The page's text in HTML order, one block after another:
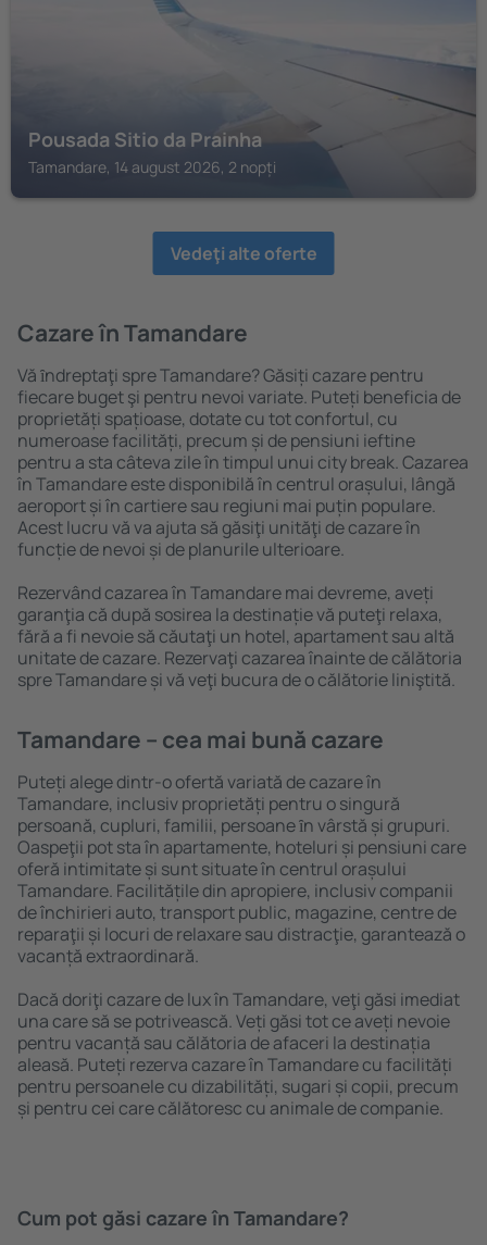
Pousada Sitio da Prainha
Tamandare, 14 august 2026, 2 nopți
Vedeţi alte oferte
Cazare în Tamandare
Vă ȋndreptaţi spre Tamandare? Găsiți cazare pentru
fiecare buget şi pentru nevoi variate. Puteți beneficia de
proprietăți spațioase, dotate cu tot confortul, cu
numeroase facilități, precum și de pensiuni ieftine
pentru a sta câteva zile în timpul unui city break. Cazarea
în Tamandare este disponibilă în centrul orașului, lângă
aeroport și în cartiere sau regiuni mai puțin populare.
Acest lucru vă va ajuta să găsiţi unităţi de cazare în
funcție de nevoi și de planurile ulterioare.
Rezervând cazarea în Tamandare mai devreme, aveți
garanţia că după sosirea la destinație vă puteţi relaxa,
fără a fi nevoie să căutaţi un hotel, apartament sau altă
unitate de cazare. Rezervaţi cazarea înainte de călătoria
spre Tamandare și vă veţi bucura de o călătorie liniştită.
Tamandare – cea mai bună cazare
Puteți alege dintr-o ofertă variată de cazare în
Tamandare, inclusiv proprietăți pentru o singură
persoană, cupluri, familii, persoane ȋn vârstă și grupuri.
Oaspeţii pot sta în apartamente, hoteluri și pensiuni care
oferă intimitate și sunt situate în centrul orașului
Tamandare. Facilitățile din apropiere, inclusiv companii
de închirieri auto, transport public, magazine, centre de
reparaţii și locuri de relaxare sau distracţie, garantează o
vacanță extraordinară.
Dacă doriţi cazare de lux în Tamandare, veţi găsi imediat
una care să se potrivească. Veți găsi tot ce aveți nevoie
pentru vacanță sau călătoria de afaceri la destinația
aleasă. Puteți rezerva cazare în Tamandare cu facilități
pentru persoanele cu dizabilități, sugari și copii, precum
și pentru cei care călătoresc cu animale de companie.
Cum pot găsi cazare în Tamandare?